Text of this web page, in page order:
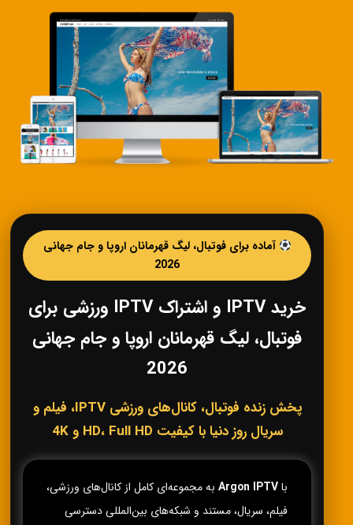
آماده برای فوتبال، لیگ قهرمانان اروپا و جام جهانی
2026
خرید IPTV و اشتراک IPTV ورزشی برای
فوتبال، لیگ قهرمانان اروپا و جام جهانی
2026
پخش زنده فوتبال، کانال‌های ورزشی IPTV، فیلم و
سریال روز دنیا با کیفیت HD، Full HD و 4K
باArgon IPTV به مجموعه‌ای کامل از کانال‌های ورزشی،
فیلم، سریال، مستند و شبکه‌های بین‌المللی دسترسی